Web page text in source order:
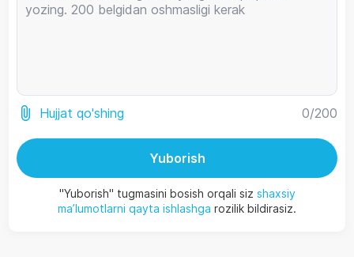
Hujjat qo'shing 0/200
Yuborish
"Yuborish" tugmasini bosish orqali siz shaxsiy
ma’lumotlarni qayta ishlashga rozilik bildirasiz.